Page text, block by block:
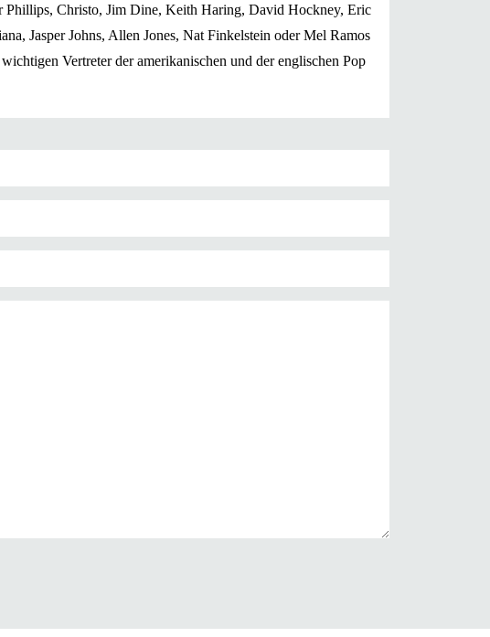
Phillips, Christo, Jim Dine, Keith Haring, David Hockney, Eric
Jasper Johns, Allen Jones, Nat Finkelstein oder Mel Ramos
Vertreter der amerikanischen und der englischen Pop